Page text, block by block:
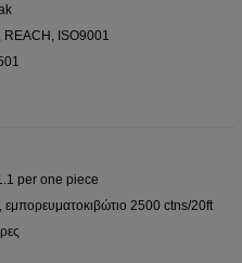
REACH, ISO9001
per one piece
εμπορευματοκιβώτιο 2500 ctns/20ft